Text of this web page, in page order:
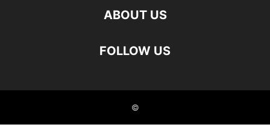
ABOUT US
FOLLOW US
©